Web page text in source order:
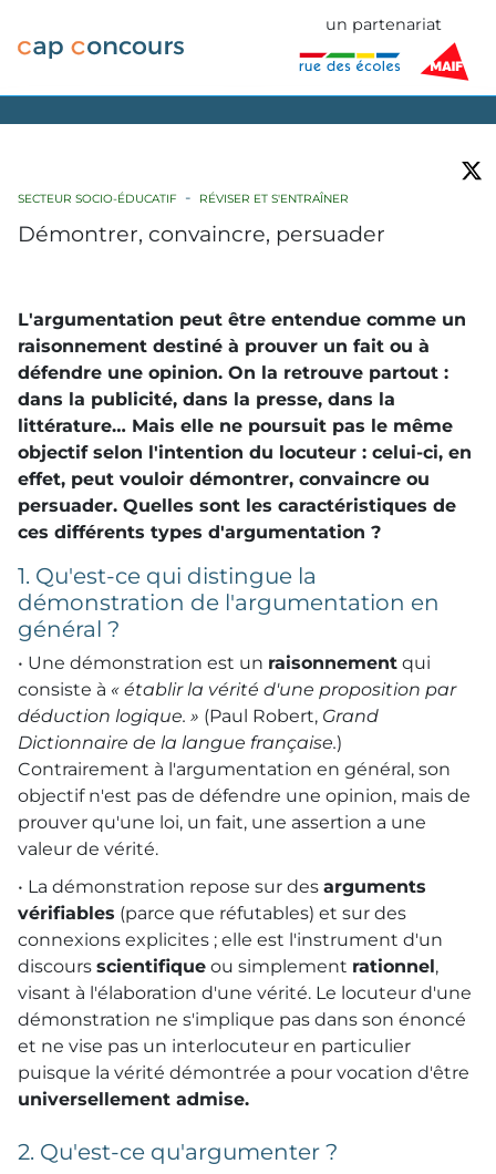
un partenariat
SECTEUR SOCIO-ÉDUCATIF RÉVISER ET S'ENTRAÎNER
Démontrer, convaincre, persuader
L'argumentation peut être entendue comme un
raisonnement destiné à prouver un fait ou à
défendre une opinion. On la retrouve partout :
dans la publicité, dans la presse, dans la
littérature… Mais elle ne poursuit pas le même
objectif selon l'intention du locuteur : celui-ci, en
effet, peut vouloir démontrer, convaincre ou
persuader. Quelles sont les caractéristiques de
ces différents types d'argumentation ?
1. Qu'est-ce qui distingue la
démonstration de l'argumentation en
général ?
• Une démonstration est un raisonnement qui
consiste à « établir la vérité d'une proposition par
déduction logique. » (Paul Robert, Grand
Dictionnaire de la langue française.)
Contrairement à l'argumentation en général, son
objectif n'est pas de défendre une opinion, mais de
prouver qu'une loi, un fait, une assertion a une
valeur de vérité.
• La démonstration repose sur des arguments
vérifiables (parce que réfutables) et sur des
connexions explicites ; elle est l'instrument d'un
discours scientifique ou simplement rationnel,
visant à l'élaboration d'une vérité. Le locuteur d'une
démonstration ne s'implique pas dans son énoncé
et ne vise pas un interlocuteur en particulier
puisque la vérité démontrée a pour vocation d'être
universellement admise.
2. Qu'est-ce qu'argumenter ?